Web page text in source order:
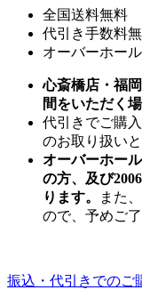
全国送料無料
代引き手数料
オーバーホー
心斎橋店・福
間をいただく
代引きでご購
のお取り扱いと
オーバーホー
の方、及び
ります。
また
ので、予めご
振込・代引きでのご